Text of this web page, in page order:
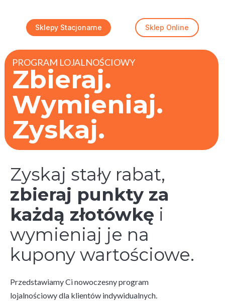
Sklepy Stacjonarne Sklep Online
PROGRAM LOJALNOŚCIOWY
Zbieraj.
Wymieniaj.
Zyskaj.
Zyskaj stały rabat,
zbieraj punkty za
każdą złotówkę i
wymieniaj je na
kupony wartościowe.
Przedstawiamy Ci nowoczesny program
lojalnościowy dla klientów indywidualnych.